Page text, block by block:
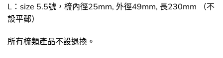
L：size 5.5號，梳內徑25mm, 外徑49mm, 長230mm （不
設平郵）
所有梳類產品不設退換。